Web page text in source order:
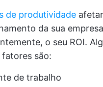
de produtividade
da sua
o seu ROI.
são:
de trabalho